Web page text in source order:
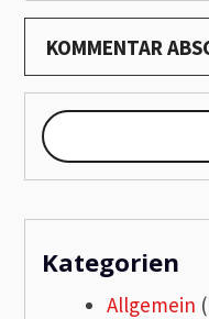
Kategorien
Allgemein